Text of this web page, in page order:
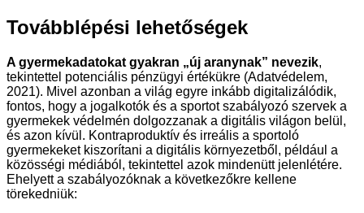
Továbblépési lehetőségek
A gyermekadatokat gyakran „új aranynak” nevezik,
tekintettel potenciális pénzügyi értékükre (Adatvédelem,
2021). Mivel azonban a világ egyre inkább digitalizálódik,
fontos, hogy a jogalkotók és a sportot szabályozó szervek a
gyermekek védelmén dolgozzanak a digitális világon belül,
és azon kívül. Kontraproduktív és irreális a sportoló
gyermekeket kiszorítani a digitális környezetből, például a
közösségi médiából, tekintettel azok mindenütt jelenlétére.
Ehelyett a szabályozóknak a következőkre kellene
törekedniük: